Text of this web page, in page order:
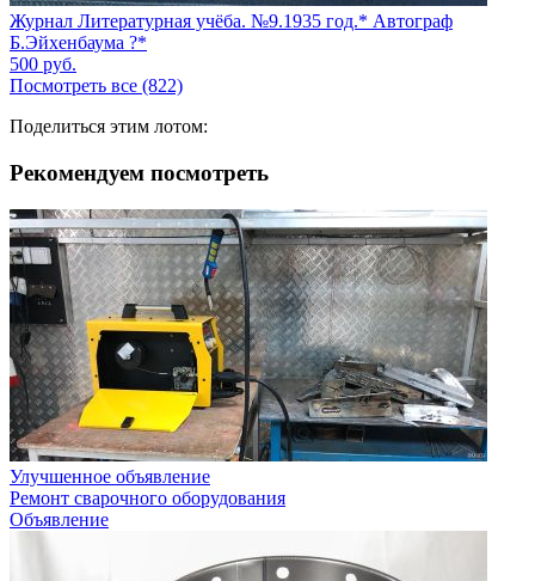
Журнал Литературная учёба. №9.1935 год.* Автограф
Б.Эйхенбаума ?*
500 руб.
Посмотреть все (822)
Поделиться этим лотом:
Рекомендуем посмотреть
Улучшенное объявление
Ремонт сварочного оборудования
Объявление